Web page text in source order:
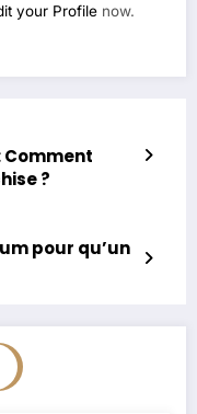
your Profile now.
Comment
?
pour qu’un